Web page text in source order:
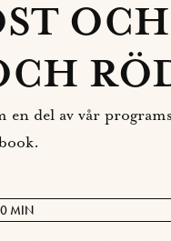
OCH
del av vår
MIN